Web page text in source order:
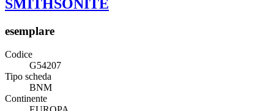
SMITHSONITE
esemplare
Codice
G54207
Tipo scheda
BNM
Continente